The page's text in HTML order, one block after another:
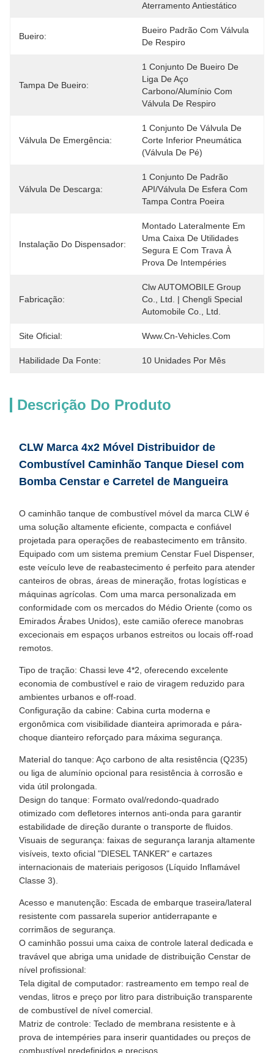
Aterramento Antiestático
Bueiro:
Bueiro Padrão Com Válvula
De Respiro
Tampa De Bueiro:
1 Conjunto De Bueiro De
Liga De Aço
Carbono/alumínio Com
Válvula De Respiro
Válvula De Emergência:
1 Conjunto De Válvula De
Corte Inferior Pneumática
(válvula De Pé)
Válvula De Descarga:
1 Conjunto De Padrão
API/válvula De Esfera Com
Tampa Contra Poeira
Instalação Do Dispensador:
Montado Lateralmente Em
Uma Caixa De Utilidades
Segura E Com Trava À
Prova De Intempéries
Fabricação:
Clw AUTOMOBILE Group
Co., Ltd. | Chengli Special
Automobile Co., Ltd.
Site Oficial: Www.cn-Vehicles.com
Habilidade Da Fonte: 10 Unidades Por Mês
Descrição Do Produto
CLW Marca 4x2 Móvel Distribuidor de
Combustível Caminhão Tanque Diesel com
Bomba Censtar e Carretel de Mangueira
O caminhão tanque de combustível móvel da marca CLW é
uma solução altamente eficiente, compacta e confiável
projetada para operações de reabastecimento em trânsito.
Equipado com um sistema premium Censtar Fuel Dispenser,
este veículo leve de reabastecimento é perfeito para atender
canteiros de obras, áreas de mineração, frotas logísticas e
máquinas agrícolas. Com uma marca personalizada em
conformidade com os mercados do Médio Oriente (como os
Emirados Árabes Unidos), este camião oferece manobras
excecionais em espaços urbanos estreitos ou locais off-road
remotos.
Tipo de tração: Chassi leve 4*2, oferecendo excelente
economia de combustível e raio de viragem reduzido para
ambientes urbanos e off-road.
Configuração da cabine: Cabina curta moderna e
ergonômica com visibilidade dianteira aprimorada e pára-
choque dianteiro reforçado para máxima segurança.
Material do tanque: Aço carbono de alta resistência (Q235)
ou liga de alumínio opcional para resistência à corrosão e
vida útil prolongada.
Design do tanque: Formato oval/redondo-quadrado
otimizado com defletores internos anti-onda para garantir
estabilidade de direção durante o transporte de fluidos.
Visuais de segurança: faixas de segurança laranja altamente
visíveis, texto oficial "DIESEL TANKER" e cartazes
internacionais de materiais perigosos (Líquido Inflamável
Classe 3).
Acesso e manutenção: Escada de embarque traseira/lateral
resistente com passarela superior antiderrapante e
corrimãos de segurança.
O caminhão possui uma caixa de controle lateral dedicada e
travável que abriga uma unidade de distribuição Censtar de
nível profissional:
Tela digital de computador: rastreamento em tempo real de
vendas, litros e preço por litro para distribuição transparente
de combustível de nível comercial.
Matriz de controle: Teclado de membrana resistente e à
prova de intempéries para inserir quantidades ou preços de
combustível predefinidos e precisos.